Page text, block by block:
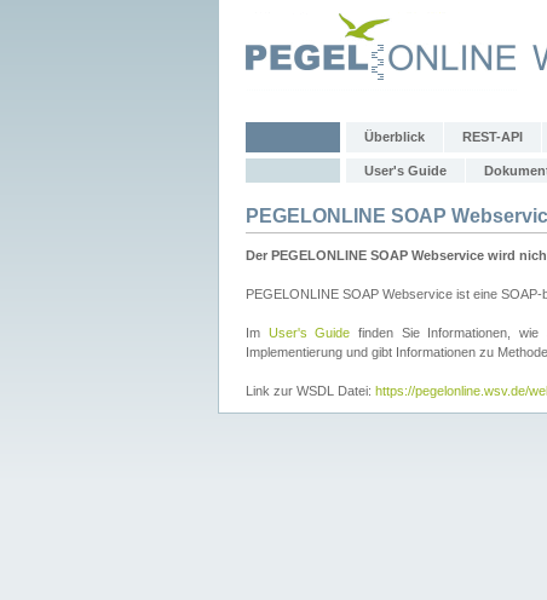
Überblick REST-API
User's Guide
PEGELONLINE SOAP
Der PEGELONLINE SOAP Webservice wird
PEGELONLINE SOAP Webservice ist eine
Im User's Guide finden Sie Informationen,
Implementierung und gibt Informationen zu
Link zur WSDL Datei: https://pegelonline.wsv.de/